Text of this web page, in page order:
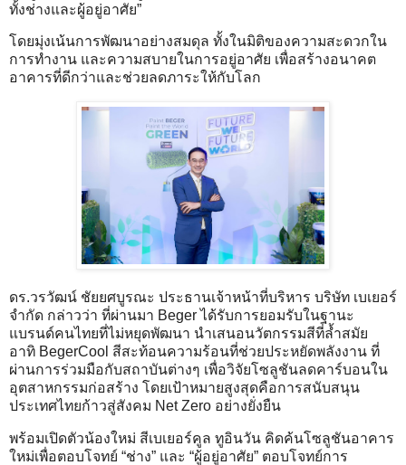
ทั้งช่างและผู้อยู่อาศัย”
โดยมุ่งเน้นการพัฒนาอย่างสมดุล ทั้งในมิติของความสะดวกใน
การทำงาน และความสบายในการอยู่อาศัย เพื่อสร้างอนาคต
อาคารที่ดีกว่าและช่วยลดภาระให้กับโลก
ดร.วรวัฒน์ ชัยยศบูรณะ ประธานเจ้าหน้าที่บริหาร บริษัท เบเยอร์
จำกัด กล่าวว่า ที่ผ่านมา Beger ได้รับการยอมรับในฐานะ
แบรนด์คนไทยที่ไม่หยุดพัฒนา นำเสนอนวัตกรรมสีที่ล้ำสมัย
อาทิ BegerCool สีสะท้อนความร้อนที่ช่วยประหยัดพลังงาน ที่
ผ่านการร่วมมือกับสถาบันต่างๆ เพื่อวิจัยโซลูชันลดคาร์บอนใน
อุตสาหกรรมก่อสร้าง โดยเป้าหมายสูงสุดคือการสนับสนุน
ประเทศไทยก้าวสู่สังคม Net Zero อย่างยั่งยืน
พร้อมเปิดตัวน้องใหม่ สีเบเยอร์คูล ทูอินวัน คิดค้นโซลูชันอาคาร
ใหม่เพื่อตอบโจทย์ “ช่าง” และ “ผู้อยู่อาศัย” ตอบโจทย์การ